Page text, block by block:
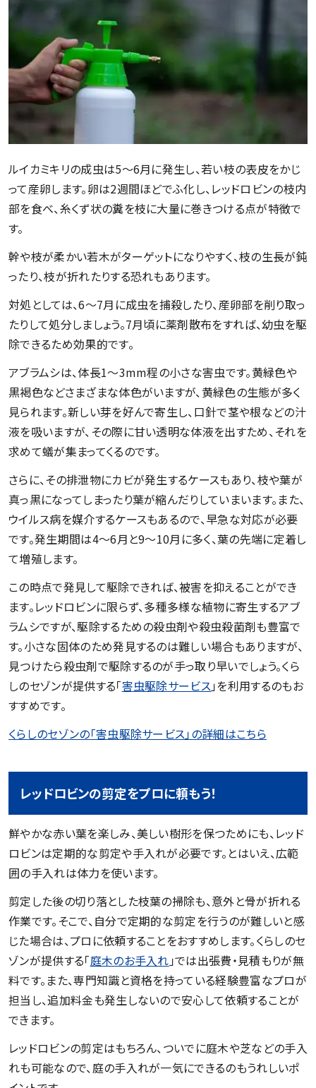
ルイカミキリの成虫は5〜6月に発生し、若い枝の表皮をかじ
って産卵します。卵は2週間ほどでふ化し、レッドロビンの枝内
部を食べ、糸くず状の糞を枝に大量に巻きつける点が特徴で
す。
幹や枝が柔かい若木がターゲットになりやすく、枝の生長が鈍
ったり、枝が折れたりする恐れもあります。
対処としては、6～7月に成虫を捕殺したり、産卵部を削り取っ
たりして処分しましょう。7月頃に薬剤散布をすれば、幼虫を駆
除できるため効果的です。
アブラムシは、体長1～3mm程の小さな害虫です。黄緑色や
黒褐色などさまざまな体色がいますが、黄緑色の生態が多く
見られます。新しい芽を好んで寄生し、口針で茎や根などの汁
液を吸いますが、その際に甘い透明な体液を出すため、それを
求めて蟻が集まってくるのです。
さらに、その排泄物にカビが発生するケースもあり、枝や葉が
真っ黒になってしまったり葉が縮んだりしていまいます。また、
ウイルス病を媒介するケースもあるので、早急な対応が必要
です。発生期間は4～6月と9～10月に多く、葉の先端に定着し
て増殖します。
この時点で発見して駆除できれば、被害を抑えることができ
ます。レッドロビンに限らず、多種多様な植物に寄生するアブ
ラムシですが、駆除するための殺虫剤や殺虫殺菌剤も豊富で
す。小さな固体のため発見するのは難しい場合もありますが、
見つけたら殺虫剤で駆除するのが手っ取り早いでしょう。くら
しのセゾンが提供する「害虫駆除サービス」を利用するのもお
すすめです。
くらしのセゾンの「害虫駆除サービス」の詳細はこちら
レッドロビンの剪定をプロに頼もう！
鮮やかな赤い葉を楽しみ、美しい樹形を保つためにも、レッド
ロビンは定期的な剪定や手入れが必要です。とはいえ、広範
囲の手入れは体力を使います。
剪定した後の切り落とした枝葉の掃除も、意外と骨が折れる
作業です。そこで、自分で定期的な剪定を行うのが難しいと感
じた場合は、プロに依頼することをおすすめします。くらしのセ
ゾンが提供する「庭木のお手入れ」では出張費・見積もりが無
料です。また、専門知識と資格を持っている経験豊富なプロが
担当し、追加料金も発生しないので安心して依頼することが
できます。
レッドロビンの剪定はもちろん、ついでに庭木や芝などの手入
れも可能なので、庭の手入れが一気にできるのもうれしいポ